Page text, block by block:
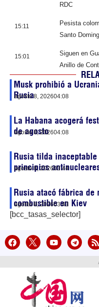
RDC
15:11
Pesista
Santo
15:01
Siguen en
Anillo de
Musk prohibió a
Rusia
agosto 8, 202604:08
La Habana acogerá
de agosto
agosto 8, 202604:08
Rusia tilda
principios
agosto 8, 202603:44
Rusia atacó fábrica
combustible en Kiev
agosto 8, 202603:43
[bcc_tasas_selector]